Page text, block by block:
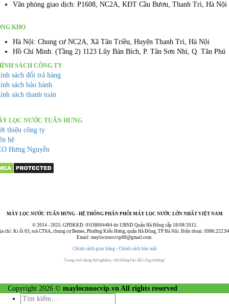
Văn phòng giao dịch: P1608, NC2A, KĐT Cầu Bươu, Thanh Trì, Hà Nội
KHO
Hà Nội: Chung cư NC2A, Xã Tân Triều, Huyện Thanh Trì, Hà Nội
Hồ Chí Minh: (Tầng 2) 1123 Lũy Bán Bích, P. Tân Sơn Nhì, Q. Tân Phú
SÁCH CÔNG TY
sách đổi trả hàng
sách bảo hành
sách thanh toán
LỌC NƯỚC TUẤN HƯNG
thiệu công ty
hệ
Hưng Nguyễn
MÁY LỌC NƯỚC TUẤN HƯNG - HỆ THỐNG PHÂN PHỐI MÁY LỌC NƯỚC LỚN NHẤT VIỆT NAM
© 2014 - 2025. GPDKKD: 01O8004484 do UBND Quận Hà Đông cấp 18/08/2015.
chỉ: Ki ốt 03, toà CT6A, chung cư Bemes, Phường Kiến Hưng, quận Hà Đông, TP Hà Nội. Điện thoại:
Email: maylocnuocvip88@gmail.com.
Chính sách giao hàng- Chính sách bảo mật
Trang web đang thử nghiệm, chờ thông báo Bộ công thương!
Copyright 2026 © maylocnuocvip.vn All rights reserved
Tìm